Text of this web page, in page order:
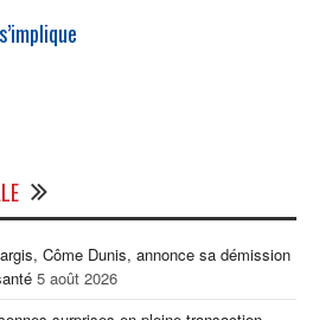
Côme Dunis, annonce sa démission
5 août 2026